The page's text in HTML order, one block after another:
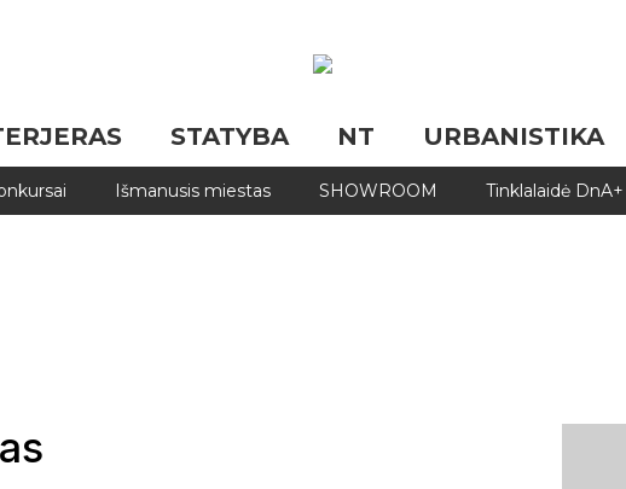
STATYBA NT URBANISTIKA
Išmanusis miestas SHOWROOM Tinklalaidė DnA+